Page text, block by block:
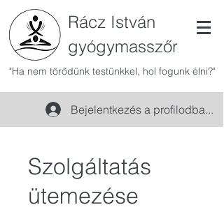
Rácz István
gyógymasszőr
"Ha nem törődünk testünkkel, hol fogunk élni?"
Bejelentkezés a profilodba...
Szolgáltatás
ütemezése